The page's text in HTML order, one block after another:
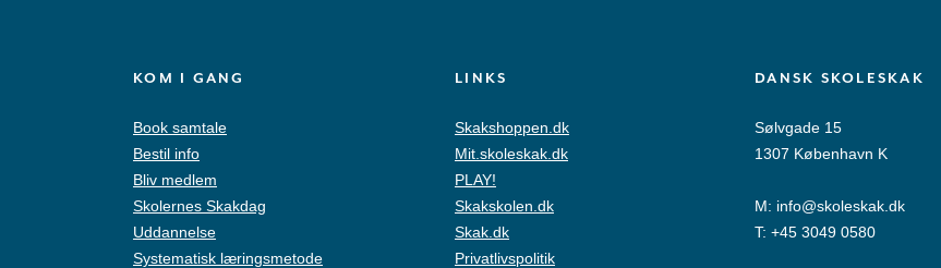
KOM I GANG
Book samtale
Bestil info
Bliv medlem
Skolernes Skakdag
Uddannelse
Systematisk læringsmetode
LINKS
Skakshoppen.dk
Mit.skoleskak.dk
PLAY!
Skakskolen.dk
Skak.dk
Privatlivspolitik
DANSK SKOLESKAK
Sølvgade 15
1307 København K
M: info@skoleskak.dk
T: +45 3049 0580